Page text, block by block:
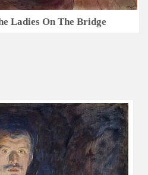
Ladies On The Bridge